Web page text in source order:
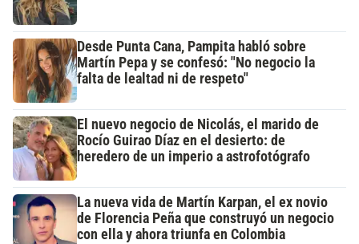
Desde Punta Cana, Pampita habló sobre
Martín Pepa y se confesó: "No negocio la
falta de lealtad ni de respeto"
El nuevo negocio de Nicolás, el marido de
Rocío Guirao Díaz en el desierto: de
heredero de un imperio a astrofotógrafo
La nueva vida de Martín Karpan, el ex novio
de Florencia Peña que construyó un negocio
con ella y ahora triunfa en Colombia